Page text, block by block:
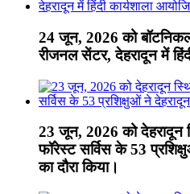
24 जून, 2026 को बॉटनिकल
रीजनल सेंटर, देहरादून में
23 जून, 2026 को
फॉरेस्ट सर्विस के 53
का दौरा किया।